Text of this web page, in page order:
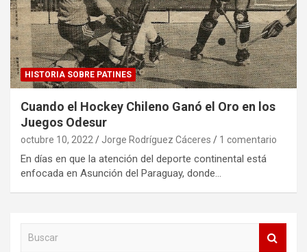
HISTORIA SOBRE PATINES
Cuando el Hockey Chileno Ganó el Oro en los
Juegos Odesur
octubre 10, 2022 Jorge Rodríguez Cáceres 1 comentario
En días en que la atención del deporte continental está
enfocada en Asunción del Paraguay, donde…